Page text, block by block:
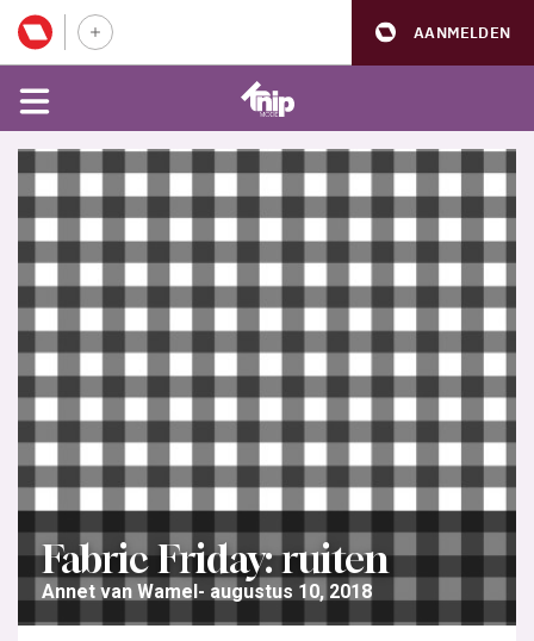
AANMELDEN
Fabric Friday: ruiten
Annet van Wamel augustus 10, 2018